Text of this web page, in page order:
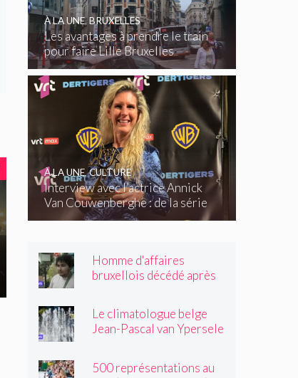
Les avantages à prendre le train
pour faire Lille Bruxelles
À LA UNE,BRUXELLES
Interview avec l’actrice Annick
Van Couwenberghe : de la série
télévisée Dertigers au court-
À LA UNE,CULTURE
Homme d'affaires
bruxellois décédé après
son passage, il souriait
toujours »
Le climatologue belge
Jean-Pascal van Ypersele
500 représentations au